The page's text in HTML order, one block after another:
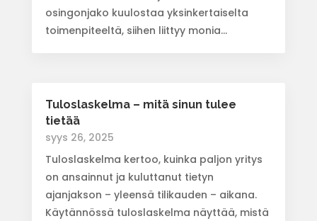
osingonjako kuulostaa yksinkertaiselta
toimenpiteeltä, siihen liittyy monia...
Tuloslaskelma – mitä sinun tulee
tietää
syys 26, 2025
Tuloslaskelma kertoo, kuinka paljon yritys
on ansainnut ja kuluttanut tietyn
ajanjakson – yleensä tilikauden – aikana.
Käytännössä tuloslaskelma näyttää, mistä